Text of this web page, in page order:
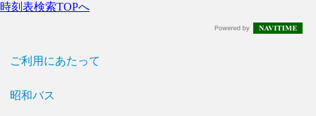
時刻表検索TOPへ
ご利用にあたって
昭和バス